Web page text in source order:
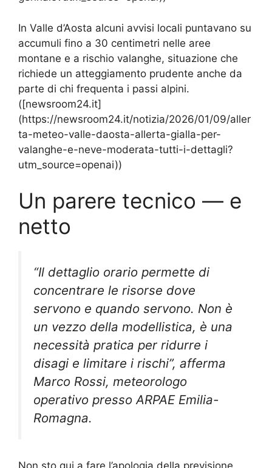
In Valle d’Aosta alcuni avvisi locali puntavano su
accumuli fino a 30 centimetri nelle aree
montane e a rischio valanghe, situazione che
richiede un atteggiamento prudente anche da
parte di chi frequenta i passi alpini.
([newsroom24.it]
(https://newsroom24.it/notizia/2026/01/09/aller
ta-meteo-valle-daosta-allerta-gialla-per-
valanghe-e-neve-moderata-tutti-i-dettagli?
utm_source=openai))
Un parere tecnico — e
netto
“Il dettaglio orario permette di
concentrare le risorse dove
servono e quando servono. Non è
un vezzo della modellistica, è una
necessità pratica per ridurre i
disagi e limitare i rischi”, afferma
Marco Rossi, meteorologo
operativo presso ARPAE Emilia-
Romagna.
Non sto qui a fare l’apologia della previsione